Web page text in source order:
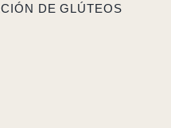
DE GLÚTEOS